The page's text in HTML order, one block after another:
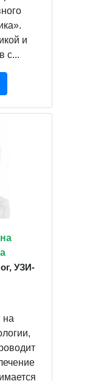
и
с...
УЗИ-
на